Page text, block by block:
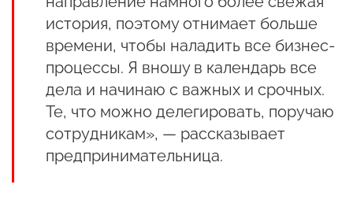
история, поэтому отнимает больше
времени, чтобы наладить все бизнес-
процессы. Я вношу в календарь все
дела и начинаю с важных и срочных.
Те, что можно делегировать, поручаю
сотрудникам», — рассказывает
предпринимательница.